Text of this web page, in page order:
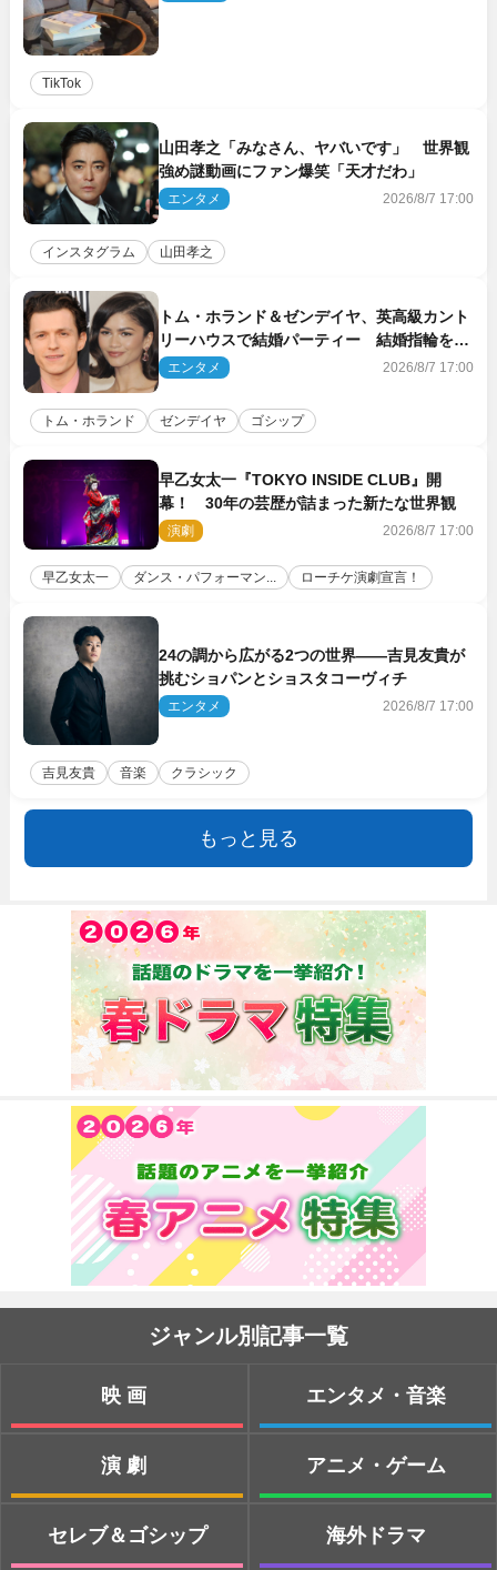
TikTok
山田孝之「みなさん、ヤバいです」 世界観
強め謎動画にファン爆笑「天才だわ」
エンタメ 2026/8/7 17:00
インスタグラム 山田孝之
トム・ホランド＆ゼンデイヤ、英高級カント
リーハウスで結婚パーティー 結婚指輪を身
に着けたトムも初キャッチ
エンタメ 2026/8/7 17:00
トム・ホランド ゼンデイヤ ゴシップ
早乙女太一『TOKYO INSIDE CLUB』開
幕！ 30年の芸歴が詰まった新たな世界観
演劇 2026/8/7 17:00
早乙女太一 ダンス・パフォーマン... ローチケ演劇宣言！
24の調から広がる2つの世界――吉見友貴が
挑むショパンとショスタコーヴィチ
エンタメ 2026/8/7 17:00
吉見友貴 音楽 クラシック
もっと見る
ジャンル別記事一覧
映画
演劇
セレブ＆ゴシップ
エンタメ・音楽
アニメ・ゲーム
海外ドラマ